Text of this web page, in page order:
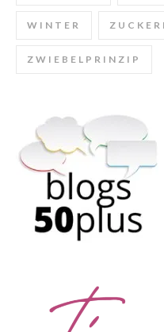
WINTER
ZWIEBELPRINZIP